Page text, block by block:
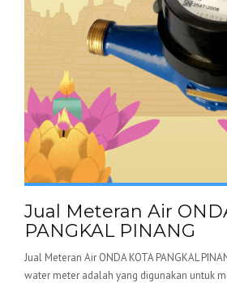
Jual Meteran Air
PANGKAL PINANG
Jual Meteran Air ONDA KOTA PANGKAL
water meter adalah yang digunakan untuk